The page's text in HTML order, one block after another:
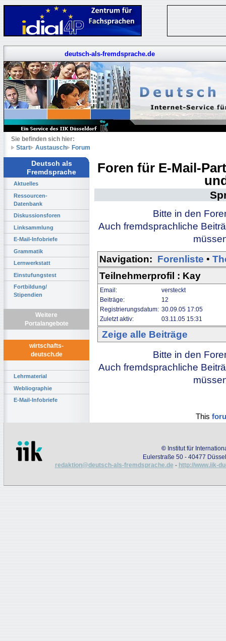
deutsch-als-fremdsprache.de
Sie befinden sich hier:
Start
Austausch Forum
Deutsch als
Fremdsprache
Aktuelles
Ressourcen-
Datenbank
Diskussionsforen
Linksammlung
E-Mail-Infobriefe
Grammatik
Lernwerkstatt
Einstufungstest
Fortbildung/
Stipendien
Weitere
Portalangebote
wirtschafts-
deutsch.de
Lehrmaterial
Webliographie
E-Mail-Infobriefe
Foren für E-Mail-
Bitte in den
Auch fremdsprachliche
Navigation: Forenliste •
Teilnehmerprofil : Kay
Email:
versteckt
Beiträge:
12
Registrierungsdatum: 30.09.05 17:05
Zuletzt aktiv:
03.11.05 15:31
Zeige alle Beiträge
Bitte in den
Auch fremdsprachliche
This
© Institut für
Eulerstraße 50 - 40477
redaktion@deutsch-als-fremdsprache.de - http://www.iik-